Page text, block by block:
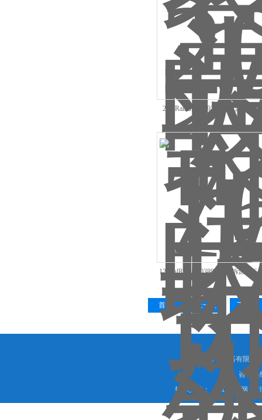
20ulRainin30389228可拆卸LTS
1200ulRainin30389230可拆卸LTS
首页 上一页 下一页
上海希言科学仪器有限公
咨询热
技术支持：
化工仪器网